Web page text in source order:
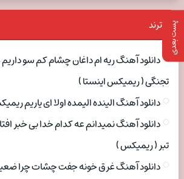
پست بعدی ترند
دانلود آهنگ ریه ام داغان چشام کم سو
تجنگی ( ریمیکس اینستا )
دانلود آهنگ الینده الیمده اولا ای یاریم
دانلود آهنگ نمیدانم عه کدام خدا بی خبر
تبر ( ریمیکس )
دانلود آهنگ غرق خونه جفت چشات چرا